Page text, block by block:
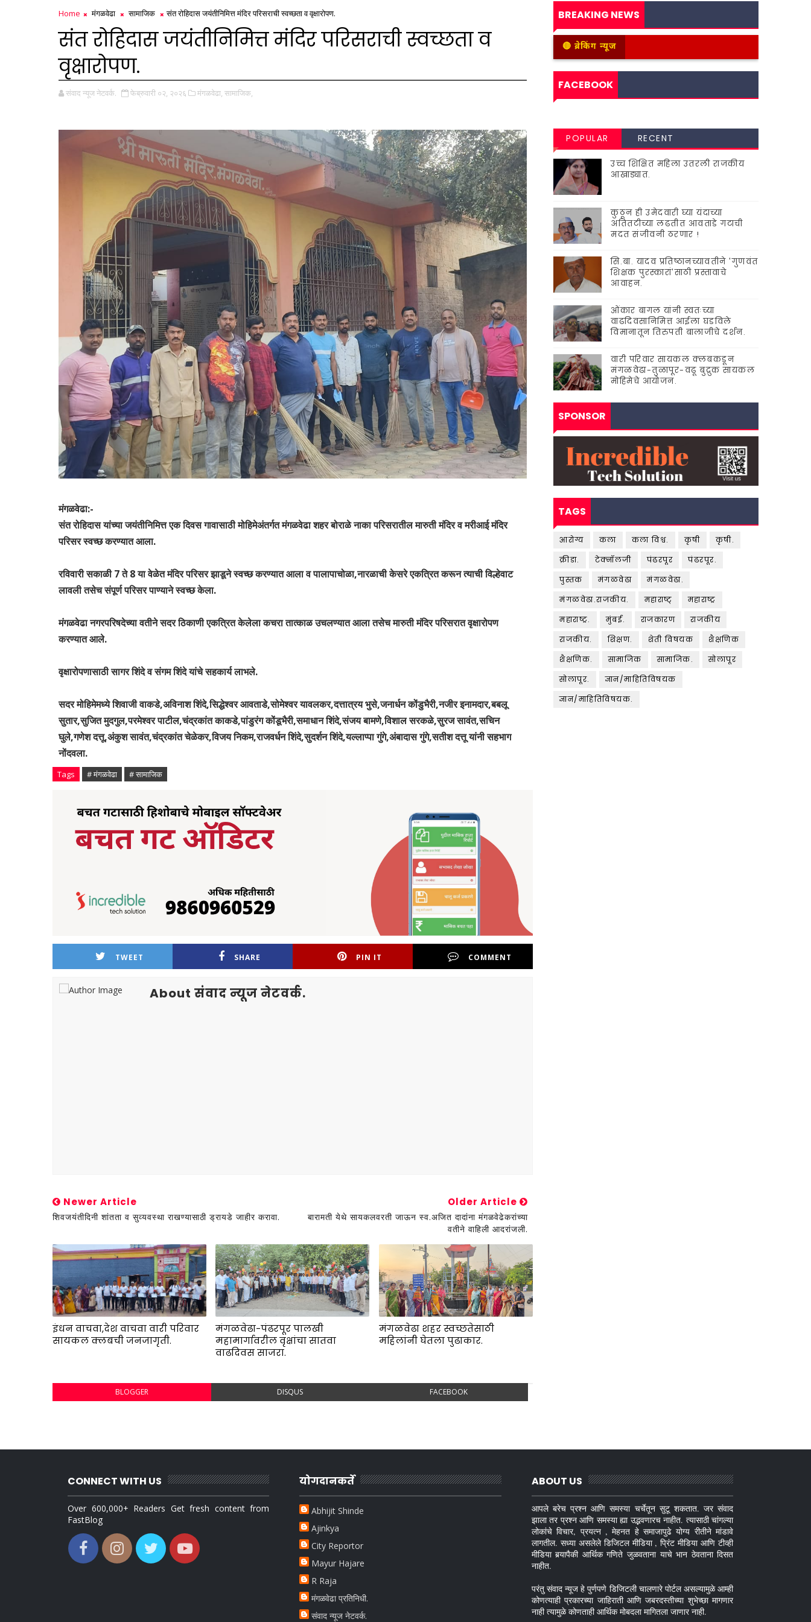
Home मंगळवेढा सामाजिक संत रोहिदास जयंतीनिमित्त मंदिर परिसराची स्वच्छता व वृक्षारोपण.
संत रोहिदास जयंतीनिमित्त मंदिर परिसराची स्वच्छता व
वृक्षारोपण.
संवाद न्यूज नेटवर्क. फेब्रुवारी ०२, २०२६ मंगळवेढा, सामाजिक,
मंगळवेढा:-
संत रोहिदास यांच्या जयंतीनिमित्त एक दिवस गावासाठी मोहिमेअंतर्गत मंगळवेढा शहर बोराळे नाका परिसरातील मारुती मंदिर व मरीआई मंदिर
परिसर स्वच्छ करण्यात आला.
रविवारी सकाळी 7 ते 8 या वेळेत मंदिर परिसर झाडूने स्वच्छ करण्यात आला व पालापाचोळा,नारळाची केसरे एकत्रित करून त्याची विल्हेवाट
लावली तसेच संपूर्ण परिसर पाण्याने स्वच्छ केला.
मंगळवेढा नगरपरिषदेच्या वतीने सदर ठिकाणी एकत्रित केलेला कचरा तात्काळ उचलण्यात आला तसेच मारुती मंदिर परिसरात वृक्षारोपण
करण्यात आले.
वृक्षारोपणासाठी सागर शिंदे व संगम शिंदे यांचे सहकार्य लाभले.
सदर मोहिमेमध्ये शिवाजी वाकडे,अविनाश शिंदे,सिद्धेश्वर आवताडे,सोमेश्वर यावलकर,दत्तात्रय भुसे,जनार्धन कोंडुभैरी,नजीर इनामदार,बबलू
सुतार,सुजित मुदगुल,परमेश्वर पाटील,चंद्रकांत काकडे,पांडुरंग कोंडूभैरी,समाधान शिंदे,संजय बामणे,विशाल सरकळे,सुरज सावंत,सचिन
घुले,गणेश दत्तू,अंकुश सावंत,चंद्रकांत चेळेकर,विजय निकम,राजवर्धन शिंदे,सुदर्शन शिंदे,यल्लाप्पा गुंगे,अंबादास गुंगे,सतीश दत्तू यांनी सहभाग
नोंदवला.
Tags # मंगळवेढा # सामाजिक
TWEET SHARE PIN IT COMMENT
About संवाद न्यूज नेटवर्क.
Newer Article
शिवजयंतीदिनी शांतता व सुव्यवस्था राखण्यासाठी ड्रायडे जाहीर करावा.
Older Article
बारामती येथे सायकलवरती जाऊन स्व.अजित दादांना मंगळवेढेकरांच्या
वतीने वाहिली आदरांजली.
इंधन वाचवा,देश वाचवा वारी परिवार
सायकल क्लबची जनजागृती.
मंगळवेढा-पंढरपूर पालखी
महामार्गावरील वृक्षांचा सातवा
वाढदिवस साजरा.
मंगळवेढा शहर स्वच्छतेसाठी
महिलांनी घेतला पुढाकार.
BLOGGER DISQUS FACEBOOK
BREAKING NEWS
🔴 ब्रेकिंग न्यूज
FACEBOOK
POPULAR RECENT
उच्च शिक्षित महिला उतरली राजकीय
आखाड्यात.
कुठून ही उमेदवारी घ्या यंदाच्या
अतितटीच्या लढतीत आवताडे गटाची
मदत संजीवनी ठरणार !
सि.बा. यादव प्रतिष्ठानच्यावतीने 'गुणवंत
शिक्षक पुरस्कारां'साठी प्रस्तावाचे
आवाहन.
ओंकार बागल यांनी स्वतःच्या
वाढदिवसानिमित्त आईला घडविले
विमानातून तिरुपती बालाजीचे दर्शन.
वारी परिवार सायकल क्लबकडून
मंगळवेढा-तुळापूर-वढू बुद्रुक सायकल
मोहिमेचे आयोजन.
SPONSOR
TAGS
आरोग्य कला कला विश्व. कृषी
कृषी.
क्रीडा.
टेक्नॉलजी पंढरपूर
पंढरपूर.
पुस्तक
मंगळवेढा
मंगळवेढा.
मंगळवेढा.राजकीय.
महाराष्ट्
महाराष्ट्र
महाराष्ट्र.
मुंबई. राजकारण
राजकीय
राजकीय.
शिक्षण. शेती विषयक
शैक्षणिक
शैक्षणिक.
सामाजिक सामाजिक.
सोलापूर
सोलापूर.
ज्ञान/माहितिविषयक
ज्ञान/माहितिविषयक.
CONNECT WITH US
Over 600,000+ Readers Get fresh content from
FastBlog
योगदानकर्ते
Abhijit Shinde
Ajinkya
City Reportor
Mayur Hajare
R Raja
मंगळवेढा प्रतिनिधी.
संवाद न्यूज नेटवर्क.
ABOUT US
आपले बरेच प्रश्न आणि समस्या चर्चेतून सुटू शकतात. जर संवाद
झाला तर प्रश्न आणि समस्या ह्या उद्भवणारच नाहीत. त्यासाठी चांगल्या
लोकांचे विचार, प्रयत्न , मेहनत हे समाजापुढे योग्य रीतीने मांडावे
लागतील. सध्या असलेले डिजिटल मीडिया , प्रिंट मीडिया आणि टीव्ही
मीडिया बर्‍यापैकी आर्थिक गणिते जुळवताना याचे भान ठेवताना दिसत
नाहीत.
परंतु संवाद न्यूज हे पुर्णपणे डिजिटली चालणारे पोर्टल असल्यामुळे आम्ही
कोणत्याही प्रकारच्या जाहिराती आणि जबरदस्तीच्या शुभेच्छा मागणार
नाही त्यामुळे कोणताही आर्थिक मोबदला मागितला जाणार नाही.